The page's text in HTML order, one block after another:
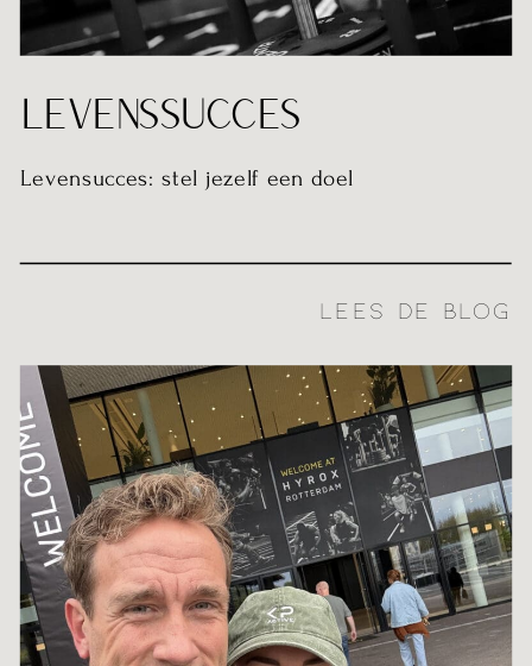
LEES DE BLOG
Levensucces: stel jezelf een doel
LEVENSSUCCES